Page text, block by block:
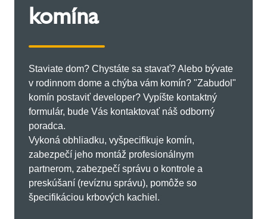
komína
Staviate dom? Chystáte sa stavať? Alebo bývate
v rodinnom dome a chýba vám komín? "Zabudol"
komín postaviť developer? Vypíšte kontaktný
formulár, bude Vás kontaktovať náš odborný
poradca.
Vykoná obhliadku, vyšpecifikuje komín,
zabezpečí jeho montáž profesionálnym
partnerom, zabezpečí správu o kontrole a
preskúšaní (revíznu správu), pomôže so
špecifikáciou krbových kachiel.